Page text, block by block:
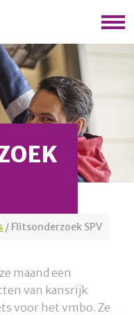
/ Flitsonderzoek SPV
maand een
van kansrijk
voor het vmbo. Ze